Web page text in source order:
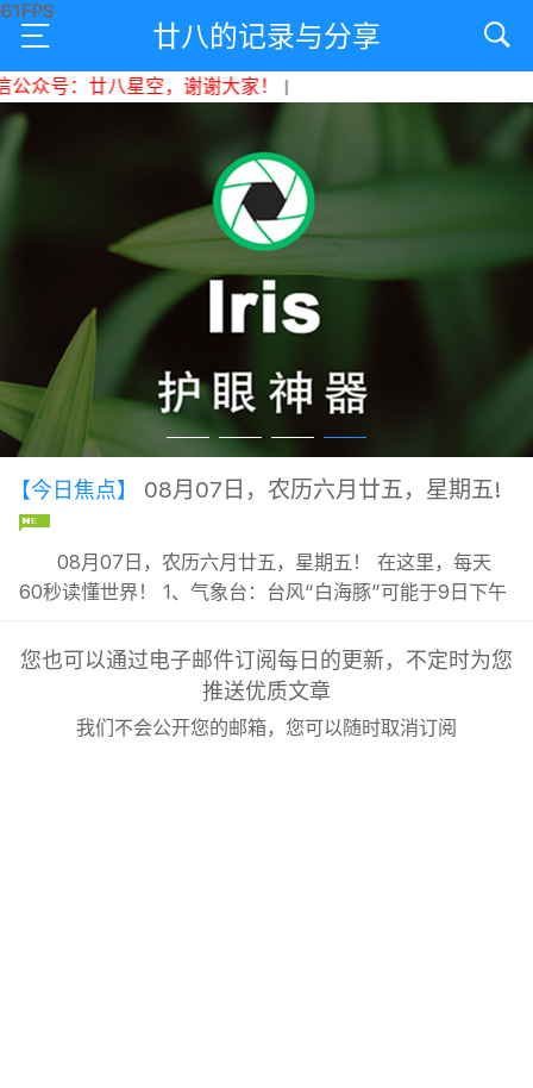
廿八的记录与分享
号：廿八星空，谢谢大家！|
【今日焦点】 08月07日，农历六月廿五，星期五!
08月07日，农历六月廿五，星期五！ 在这里，每天
60秒读懂世界！ 1、气象台：台风“白海豚”可能于9日下午
中国暑期“工厂游”走红，热度同比增长超36%，成为旅游
市场新晋热门业态；; 3、安徽一景区邀自驾游客漂流凭票
您也可以通过电子邮件订阅每日的更新，不定时为您
推送优质文章
我们不会公开您的邮箱，您可以随时取消订阅